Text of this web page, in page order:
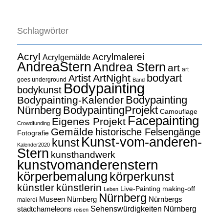
Schlagwörter
Acryl Acrylgemälde Acrylmalerei
AndreaSternAndrea Stern art art
goes underground ArtistArtNight Band bodyart
bodykunst Bodypainting
Bodypainting-Kalender Bodypainting
Nürnberg BodypaintingProjekt Camouflage
Crowdfunding Eigenes Projekt Facepainting
Fotografie Gemälde historische Felsengänge
Kalender2020 kunst Kunst-vom-anderen-
Stern kunsthandwerk
kunstvomanderenstern
körperbemalung körperkunst
künstler künstlerin Leben Live-Painting making-off
malerei Museen Nürnberg Nürnberg Nürnbergs
stadtchameleons reisen Sehenswürdigkeiten Nürnberg